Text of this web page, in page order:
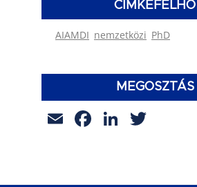
CÍMKEFELHŐ
AIAMDI nemzetközi PhD
MEGOSZTÁS
EmailFacebook
LinkedIn